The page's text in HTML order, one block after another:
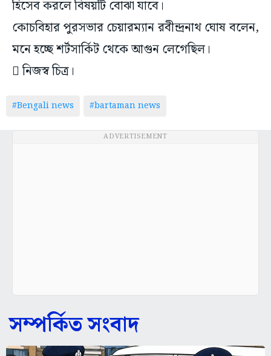
হিসেব করলে বিষয়টি বোঝা যাবে।
কোচবিহার পুরসভার চেয়ারম্যান রবীন্দ্রনাথ ঘোষ বলেন,
মনে হচ্ছে শর্টসার্কিট থেকে আগুন লেগেছিল।
 নিজস্ব চিত্র।
#Bengali news #bartaman news
ADVERTISEMENT
সম্পর্কিত সংবাদ